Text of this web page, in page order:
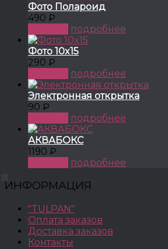
Фото Полароид
490 ₽
подробнее
Фото 10x15
290 ₽
подробнее
Электронная открытка
90 ₽
подробнее
АКВАБОКС
1190 ₽
подробнее
ИНФОРМАЦИЯ
"TULPAN"
Оплата заказов
Доставка заказов
Контакты